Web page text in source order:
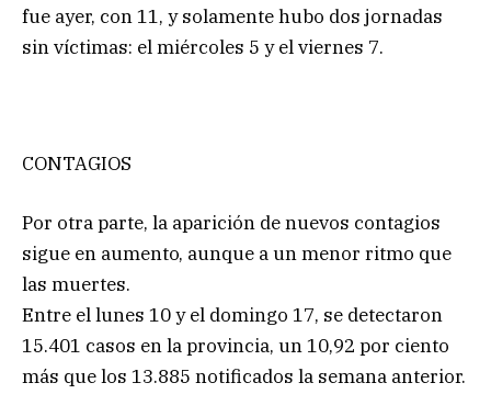
fue ayer, con 11, y solamente hubo dos jornadas
sin víctimas: el miércoles 5 y el viernes 7.
CONTAGIOS
Por otra parte, la aparición de nuevos contagios
sigue en aumento, aunque a un menor ritmo que
las muertes.
Entre el lunes 10 y el domingo 17, se detectaron
15.401 casos en la provincia, un 10,92 por ciento
más que los 13.885 notificados la semana anterior.